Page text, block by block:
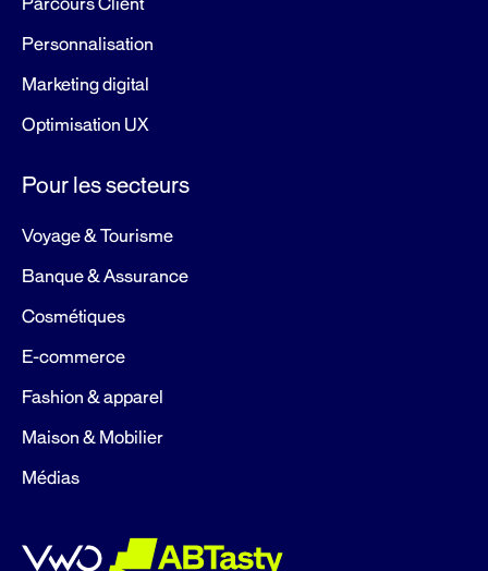
Personnalisation
Marketing digital
Optimisation UX
Pour les secteurs
Voyage & Tourisme
Banque & Assurance
Cosmétiques
E-commerce
Fashion & apparel
Maison & Mobilier
Médias